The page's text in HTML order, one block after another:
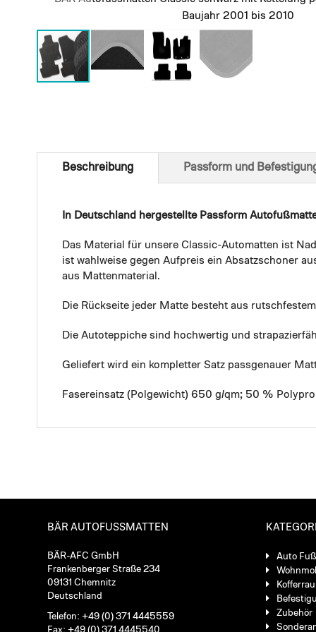
Baujahr 2001 bis 2010
of
Beschreibung
In Deutschland hergestellte Passform
Das Material für unsere Classic-Automatten ist
ist wahlweise gegen Aufpreis ein Absatzschoner
aus Mattenmaterial.
Die Rückseite jeder Matte besteht aus
Die Autoteppiche sind hochwertig und
Geliefert wird ein kompletter Satz passgenauer
Fasereinsatz (Polgewicht) 650 g/qm; 50 %
Passform und
BÄR AUTOFUSSMATTEN
BÄR-AFC GmbH
Frankenberger Straße 234
09131 Chemnitz
Deutschland
Telefon: +49 (0) 371 4445559
Fax: +49 (0) 371 4445540
Auto
Zubehör